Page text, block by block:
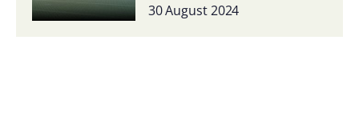
30 August 2024